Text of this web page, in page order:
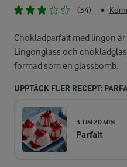
(34)
•
Chokladparfait med lingon
Lingonglass och
formad som en glassbomb.
UPPTÄCK FLER RECEPT:
3 TIM 20 MIN
Parfait